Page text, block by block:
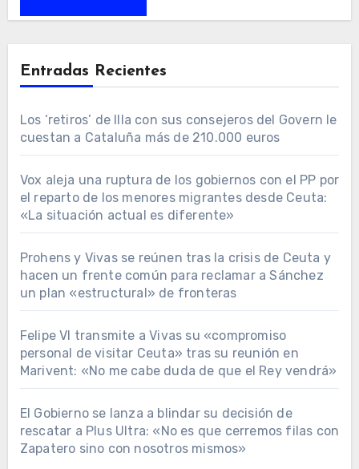
Entradas Recientes
Los ‘retiros’ de Illa con sus consejeros del Govern le
cuestan a Cataluña más de 210.000 euros
Vox aleja una ruptura de los gobiernos con el PP por
el reparto de los menores migrantes desde Ceuta:
«La situación actual es diferente»
Prohens y Vivas se reúnen tras la crisis de Ceuta y
hacen un frente común para reclamar a Sánchez
un plan «estructural» de fronteras
Felipe VI transmite a Vivas su «compromiso
personal de visitar Ceuta» tras su reunión en
Marivent: «No me cabe duda de que el Rey vendrá»
El Gobierno se lanza a blindar su decisión de
rescatar a Plus Ultra: «No es que cerremos filas con
Zapatero sino con nosotros mismos»